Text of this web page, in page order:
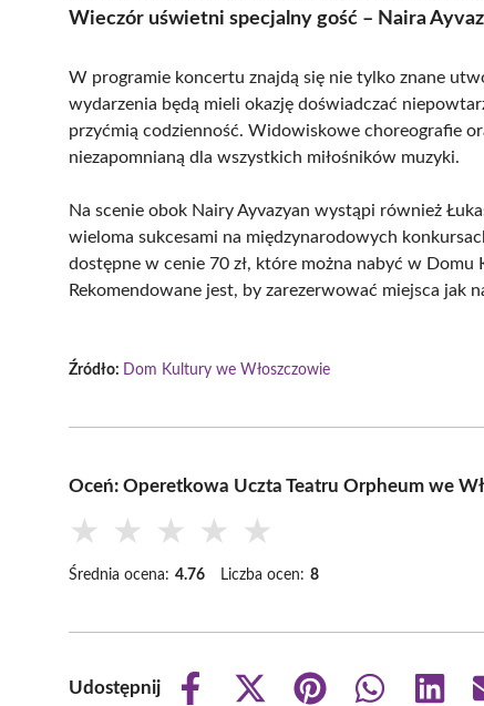
Wieczór uświetni specjalny gość – Naira
W programie koncertu znajdą się nie tylko znane
wydarzenia będą mieli okazję doświadczać
przyćmią codzienność. Widowiskowe choreografie
niezapomnianą dla wszystkich miłośników muzyki.
Na scenie obok Nairy Ayvazyan wystąpi również
wieloma sukcesami na międzynarodowych
dostępne w cenie 70 zł, które można nabyć w
Rekomendowane jest, by zarezerwować miejsca jak
Źródło: Dom Kultury we Włoszczowie
Oceń: Operetkowa Uczta Teatru Orpheum we
★ ★ ★ ★ ★
Średnia ocena: 4.76 Liczba ocen: 8
Udostępnij
Share
Share
Share
Share
Share